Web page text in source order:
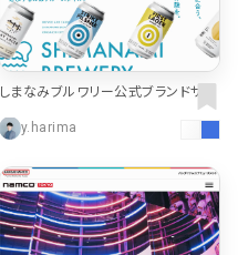
しまなみブルワリー公式ブランドサイ
y.harima